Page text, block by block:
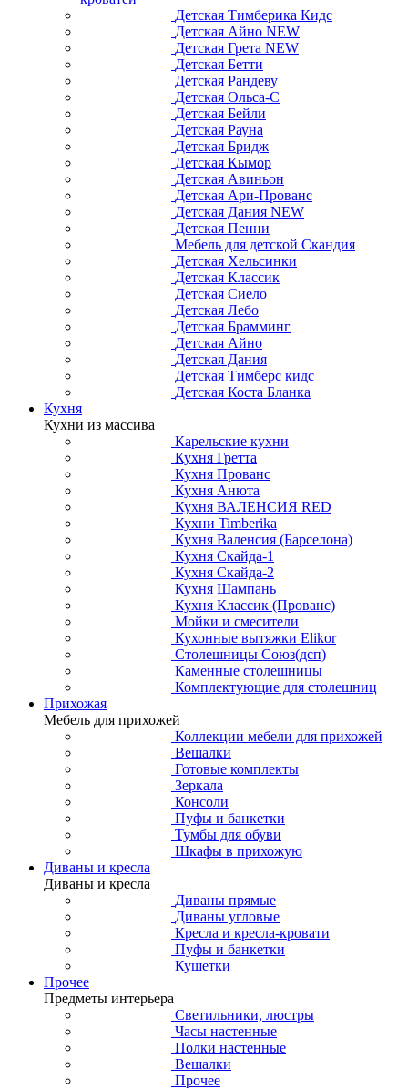
Детская Тимберика Кидс
Детская Айно NEW
Детская Грета NEW
Детская Бетти
Детская Рандеву
Детская Ольса-С
Детская Бейли
Детская Рауна
Детская Бридж
Детская Кымор
Детская Авиньон
Детская Ари-Прованс
Детская Дания NEW
Детская Пенни
Мебель для детской Скандия
Детская Хельсинки
Детская Классик
Детская Сиело
Детская Лебо
Детская Брамминг
Детская Айно
Детская Дания
Детская Тимберс кидс
Детская Коста Бланка
Кухня
Кухни из массива
Карельские кухни
Кухня Гретта
Кухня Прованс
Кухня Анюта
Кухня ВАЛЕНСИЯ RED
Кухни Timberika
Кухня Валенсия (Барселона)
Кухня Скайда-1
Кухня Скайда-2
Кухня Шампань
Кухня Классик (Прованс)
Мойки и смесители
Кухонные вытяжки Elikor
Столешницы Союз(дсп)
Каменные столешницы
Комплектующие для столешниц
Прихожая
Мебель для прихожей
Коллекции мебели для прихожей
Вешалки
Готовые комплекты
Зеркала
Консоли
Пуфы и банкетки
Тумбы для обуви
Шкафы в прихожую
Диваны и кресла
Диваны и кресла
Диваны прямые
Диваны угловые
Кресла и кресла-кровати
Пуфы и банкетки
Кушетки
Прочее
Предметы интерьера
Светильники, люстры
Часы настенные
Полки настенные
Вешалки
Прочее